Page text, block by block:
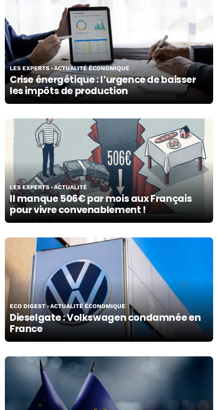
Crise énergétique : l’urgence de baisser
les impôts de production
LES EXPERTS ACTUALITÉ ÉCONOMIQUE
27/05/26
Il manque 506€ par mois aux Français
pour vivre convenablement !
LES EXPERTS ACTUALITÉ
21/05/26
Dieselgate : Volkswagen condamnée en
France
ECO DIGEST ACTUALITÉ ÉCONOMIQUE
13/05/26